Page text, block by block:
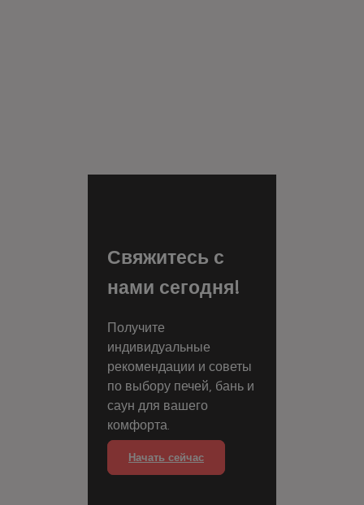
Свяжитесь с
нами сегодня!
Получите
индивидуальные
рекомендации и советы
по выбору печей, бань и
саун для вашего
комфорта.
Начать сейчас